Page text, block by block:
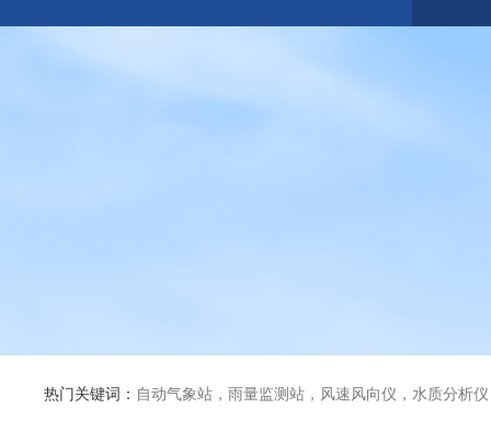
热门关键词： 自动气象站，雨量监测站，风速风向仪，水质分析